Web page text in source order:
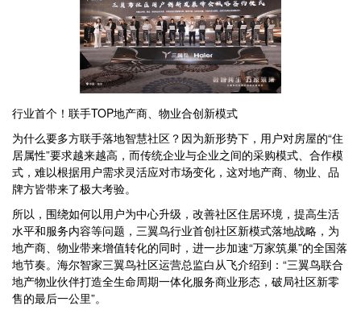
行业首个！联手TOP地产商、物业合创新模式
为什么要多方联手落地智慧社区？因为新形势下，用户对房屋的“住
居属性”要求越来越高，而传统企业与企业之间的采购模式、合作模
式，难以根据用户需求灵活应对市场变化，这对地产商、物业、品
牌方皆带来了极大考验。
所以，围绕如何以用户为中心升级，改善社区住居环境，提高生活
水平和服务内容等问题，三翼鸟行业首创社区新模式落地战略，为
地产商、物业带来增值转化的同时，进一步加速“万家筑巢”的全国落
地节奏。海尔智家三翼鸟社区运营总监白从飞介绍到：“三翼鸟联合
地产物业伙伴打造全生命周期一体化服务商业形态，破局社区新零
售的最后一公里”。